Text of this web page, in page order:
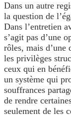
Dans un autre
la question de
Dans l’entretien
s’agit pas d’une
rôles, mais d’une
les privilèges
ceux qui en
un système qui
souffrances
de rendre
seulement de les